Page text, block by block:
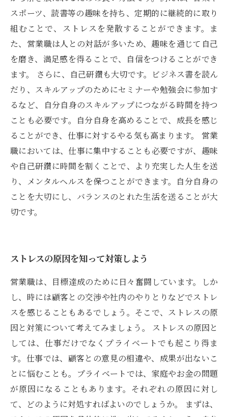
スポーツ、読書等の趣味を持ち、定期的に継続的に取り
組むことで、ストレスを発散することができます。ま
た、営業職は人との対話が多いため、趣味を通じて自己
を磨き、満足感を得ることで、自信をつけることができ
ます。 さらに、自己研鑽も大切です。ビジネス書を読ん
だり、スキルアップのためにセミナーや勉強会に参加す
るなど、自分自身のスキルアップにつながる時間を持つ
ことも必要です。自分自身を高めることで、成長を感じ
ることができ、仕事に対するやる気も高まります。 営業
職においては、仕事に集中することも必要ですが、趣味
や自己研鑽に時間を割くことで、より充実した人生を送
り、メンタルヘルスを保つことができます。自分自身の
ことを大切にし、バランスのとれた生活を送ることが大
切です。
ストレスの原因を知って対策しよう
営業職は、目標達成のために日々奮闘しています。しか
し、時には顧客との交渉や社内のやりとりなどでストレ
スを感じることもあるでしょう。そこで、ストレスの原
因と対策について考えてみましょう。 ストレスの原因と
しては、仕事だけでなくプライベートでも起こり得ま
す。仕事では、顧客との意見の相違や、成果が出ないこ
とに悩むことも。プライベートでは、家庭やお金の問題
が原因になることもあります。それぞれの原因に対し
て、どのように対処すればよいのでしょうか。 まずは、